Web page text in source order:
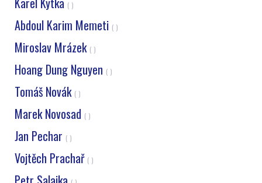
( )
Abdoul Karim Memeti ( )
Miroslav Mrázek ( )
Hoang Dung Nguyen ( )
Tomáš Novák ( )
Marek Novosad ( )
Jan Pechar ( )
Vojtěch Prachař ( )